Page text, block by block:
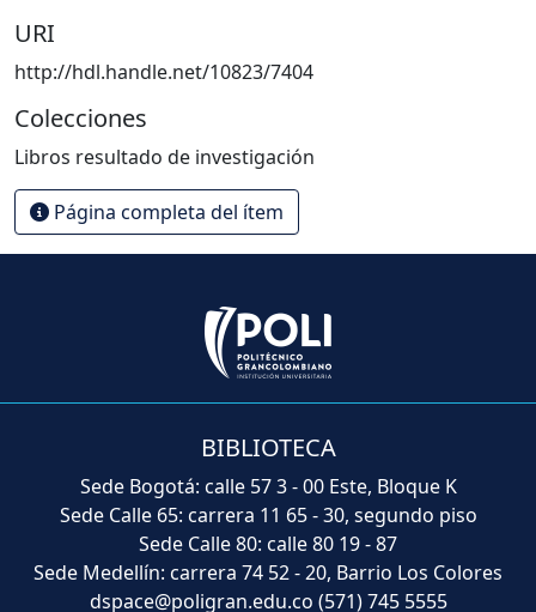
URI
http://hdl.handle.net/10823/7404
Colecciones
Libros resultado de investigación
Página completa del ítem
BIBLIOTECA
Sede Bogotá: calle 57 3 - 00 Este, Bloque K
Sede Calle 65: carrera 11 65 - 30, segundo piso
Sede Calle 80: calle 80 19 - 87
Sede Medellín: carrera 74 52 - 20, Barrio Los Colores
dspace@poligran.edu.co (571) 745 5555